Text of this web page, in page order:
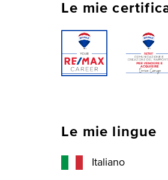
Le mie
Le mie lingue
Italiano